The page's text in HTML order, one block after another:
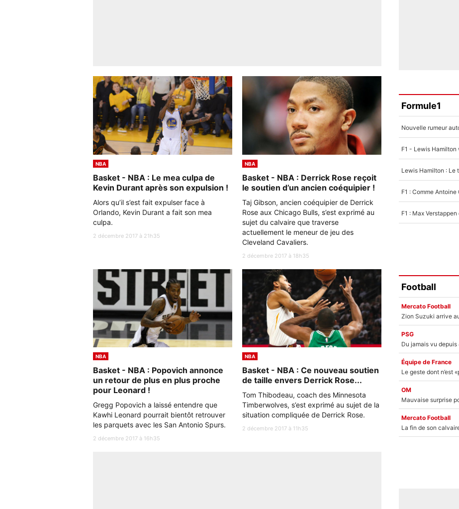
NBA
Basket - NBA : Le mea culpa de
Kevin Durant après son expulsion !
Alors qu’il s’est fait expulser face à
Orlando, Kevin Durant a fait son mea
culpa.
2 décembre 2017 à 21h35
NBA
Basket - NBA : Derrick Rose reçoit
le soutien d’un ancien coéquipier !
Taj Gibson, ancien coéquipier de Derrick
Rose aux Chicago Bulls, s’est exprimé au
sujet du calvaire que traverse
actuellement le meneur de jeu des
Cleveland Cavaliers.
2 décembre 2017 à 18h35
NBA
Basket - NBA : Popovich annonce
un retour de plus en plus proche
pour Leonard !
Gregg Popovich a laissé entendre que
Kawhi Leonard pourrait bientôt retrouver
les parquets avec les San Antonio Spurs.
2 décembre 2017 à 16h35
NBA
Basket - NBA : Ce nouveau soutien
de taille envers Derrick Rose...
Tom Thibodeau, coach des Minnesota
Timberwolves, s’est exprimé au sujet de la
situation compliquée de Derrick Rose.
2 décembre 2017 à 11h35
Formule1
Football
Mercato Football
PSG
Équipe de France
OM
Mercato Football